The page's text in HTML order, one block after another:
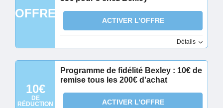
OFFRE
ACTIVER L’OFFRE
Détails
10€
DE
RÉDUCTION
Programme de fidélité Bexley : 10€ de
remise tous les 200€ d'achat
ACTIVER L’OFFRE